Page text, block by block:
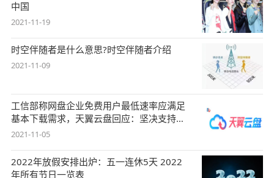
中国
2021-11-19
时空伴随者是什么意思?时空伴随者介绍
2021-11-09
工信部称网盘企业免费用户最低速率应满足
基本下载需求，天翼云盘回应：坚决支持，
始终
2021-11-05
2022年放假安排出炉：五一连休5天 2022
年所有节日一览表